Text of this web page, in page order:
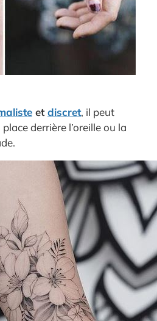
etdiscret, il peut
derrière l’oreille ou la